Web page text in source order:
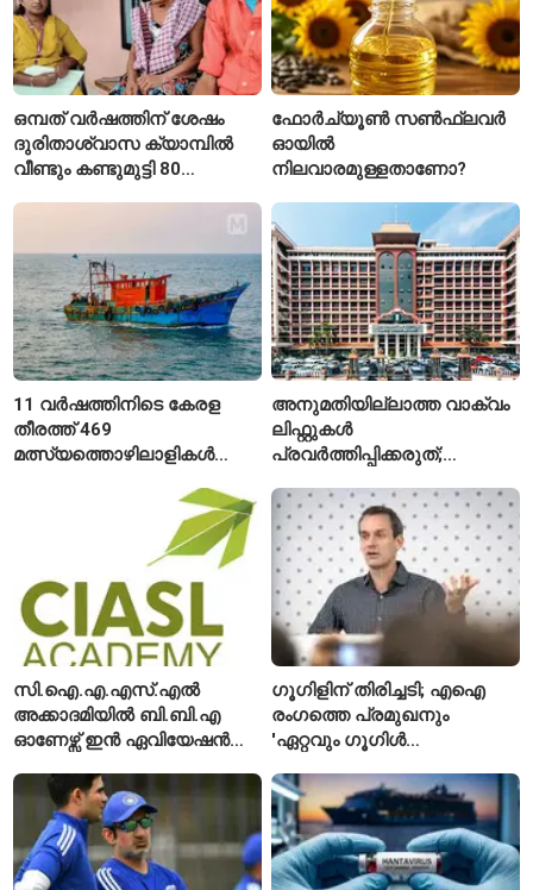
ഒമ്പത് വർഷത്തിന് ശേഷം
ദുരിതാശ്വാസ ക്യാമ്പിൽ
വീണ്ടും കണ്ടുമുട്ടി 80
ഫോർച്യൂൺ സൺഫ്ലവർ
ഓയിൽ
നിലവാരമുള്ളതാണോ?
11 വർഷത്തിനിടെ കേരള
തീരത്ത് 469
മത്സ്യത്തൊഴിലാളികൾ
കാണാതായി, 47,773 പേരെ
അനുമതിയില്ലാത്ത വാക്വം
ലിഫ്റ്റുകൾ
പ്രവർത്തിപ്പിക്കരുത്;
അനുമതിയില്ലാത്ത
ലിഫ്റ്റുകൾക്ക്
ഹൈക്കോടതിയുടെ വിലക്ക്
സി.ഐ.എ.എസ്.എൽ
അക്കാദമിയിൽ ബി.ബി.എ
ഓണേഴ്സ് ഇൻ ഏവിയേഷൻ
ഈമാസം 12 വരെ
ഗൂഗിളിന് തിരിച്ചടി; എഐ
രംഗത്തെ പ്രമുഖനും
'ഏറ്റവും ഗൂഗിൾ
വിശേഷിപ്പിക്കപ്പെട്ട
ഗവേഷകൻ രാജിവെച്ചു